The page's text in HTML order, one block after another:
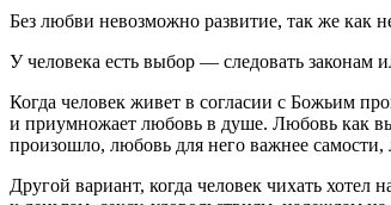
Без любви невозможно развитие, так же как
У человека есть выбор — следовать законам
Когда человек живет в согласии с Божьим
и приумножает любовь в душе. Любовь как
произошло, любовь для него важнее
Другой вариант, когда человек чихать